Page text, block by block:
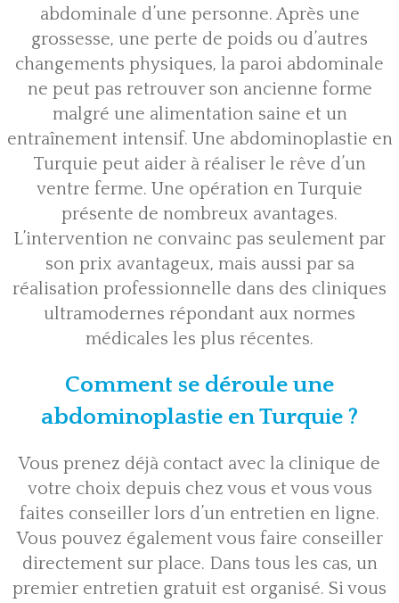
abdominale d’une personne. Après une
grossesse, une perte de poids ou d’autres
changements physiques, la paroi abdominale
ne peut pas retrouver son ancienne forme
malgré une alimentation saine et un
entraînement intensif. Une abdominoplastie en
Turquie peut aider à réaliser le rêve d’un
ventre ferme. Une opération en Turquie
présente de nombreux avantages.
L’intervention ne convainc pas seulement par
son prix avantageux, mais aussi par sa
réalisation professionnelle dans des cliniques
ultramodernes répondant aux normes
médicales les plus récentes.
Comment se déroule une
abdominoplastie en Turquie ?
Vous prenez déjà contact avec la clinique de
votre choix depuis chez vous et vous vous
faites conseiller lors d’un entretien en ligne.
Vous pouvez également vous faire conseiller
directement sur place. Dans tous les cas, un
premier entretien gratuit est organisé. Si vous